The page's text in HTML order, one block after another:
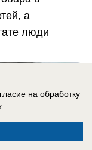
а
люди
на обработку